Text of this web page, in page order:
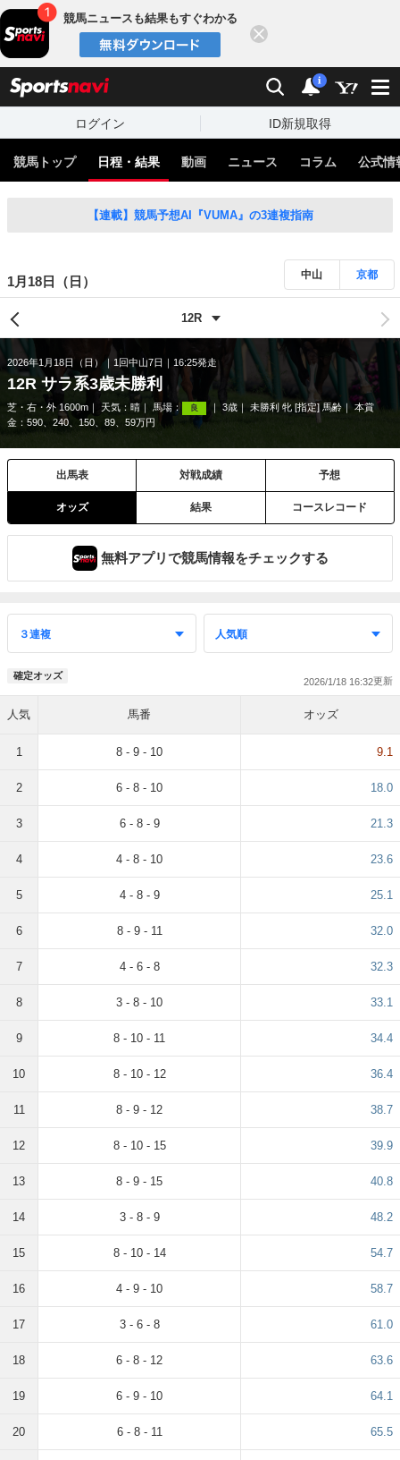
競馬ニュースも結果もすぐわかる
検索 通知
i
ログイン ID新規取得
競馬トップ 日程・結果 動画 ニュース コラム 公式情
【連載】競馬予想AI『VUMA』の3連複指南
1月18日（日） 中山 京都
2026年1月18日（日） 1回中山7日 16:25発走
12R サラ系3歳未勝利
芝・右・外 1600m 天気： 晴 馬場： 良 3歳 未勝利 牝 [指定] 馬齢
本賞
金：590、240、150、89、59万円
出馬表 対戦成績 予想
オッズ 結果 コースレコード
無料アプリで競馬情報をチェックする
確定オッズ
2026/1/18 16:32
人気 馬番 オッズ
1 8 - 9 - 10 9.1
2 6 - 8 - 10 18.0
3 6 - 8 - 9 21.3
4 4 - 8 - 10 23.6
5 4 - 8 - 9 25.1
6 8 - 9 - 11 32.0
7 4 - 6 - 8 32.3
8 3 - 8 - 10 33.1
9 8 - 10 - 11 34.4
10 8 - 10 - 12 36.4
11 8 - 9 - 12 38.7
12 8 - 10 - 15 39.9
13 8 - 9 - 15 40.8
14 3 - 8 - 9 48.2
15 8 - 10 - 14 54.7
16 4 - 9 - 10 58.7
17 3 - 6 - 8 61.0
18 6 - 8 - 12 63.6
19 6 - 9 - 10 64.1
20 6 - 8 - 11 65.5